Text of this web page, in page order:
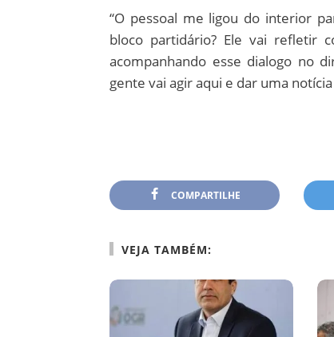
“O pessoal me ligou do interior
bloco partidário? Ele vai refletir
acompanhando esse dialogo no
gente vai agir aqui e dar uma
COMPARTILHE
VEJA TAMBÉM: